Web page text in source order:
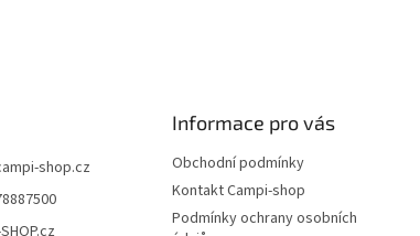
shop.cz
Informace pro vás
Obchodní podmínky
Kontakt Campi-shop
Podmínky ochrany osobních